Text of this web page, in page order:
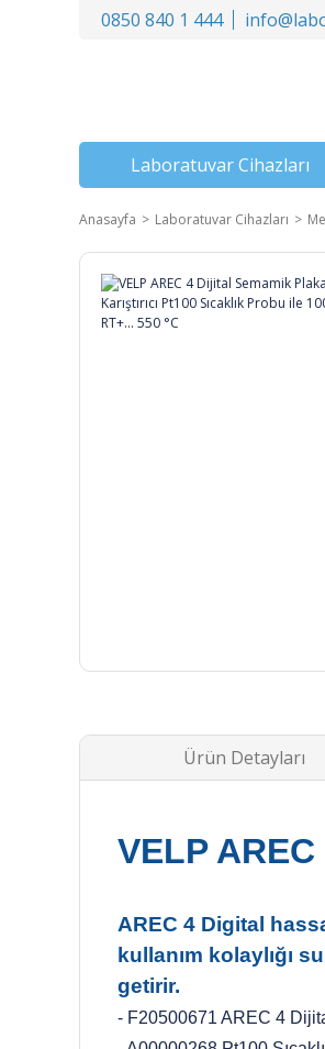
0850 840 1 444
Laboratuvar Cihazları
Anasayfa Laboratuvar Cihazları
Ürün Detayları
VELP AREC
AREC 4 Digital
kullanım kolaylığı
getirir.
- F20500671 AREC 4 Dijital